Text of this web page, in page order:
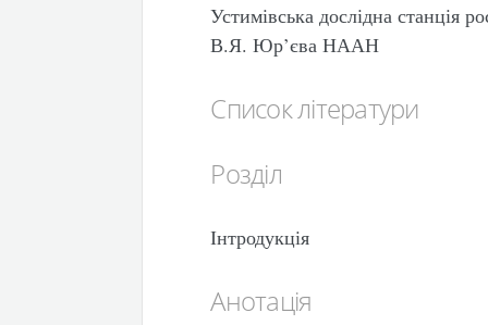
Устимівська дослідна станція
В.Я. Юр’єва НААН
Список літератури
Розділ
Інтродукція
Анотація